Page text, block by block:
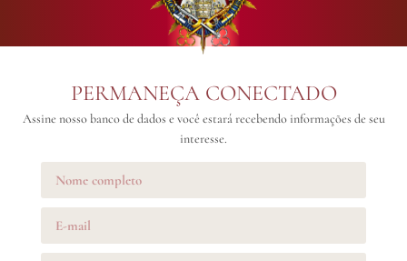
PERMANEÇA CONECTADO
Assine nosso banco de dados e você estará recebendo informações de seu
interesse.